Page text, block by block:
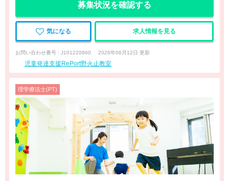
募集状況を確認する
気になる 求人情報を見る
お問い合わせ番号 : J101220860 2026年06月12日 更新
児童発達支援RePort野火止教室
理学療法士(PT)